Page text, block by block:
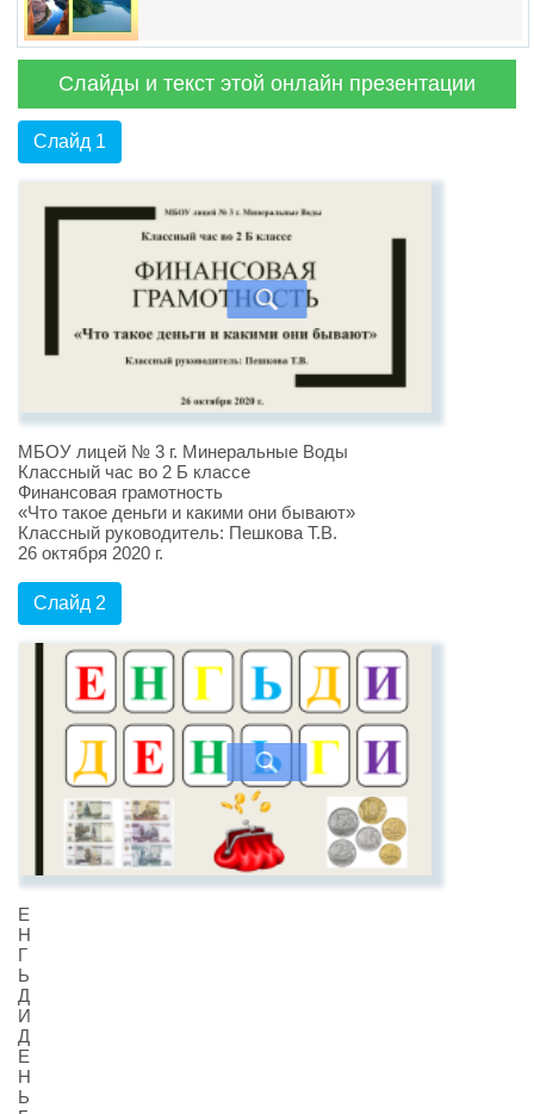
Слайды и текст этой онлайн презентации
Слайд 1
МБОУ лицей № 3 г. Минеральные Воды
Классный час во 2 Б классе
Финансовая грамотность
«Что такое деньги и какими они бывают»
Классный руководитель: Пешкова Т.В.
26 октября 2020 г.
Слайд 2
Е
Н
Г
Ь
Д
И
Д
Е
Н
Ь